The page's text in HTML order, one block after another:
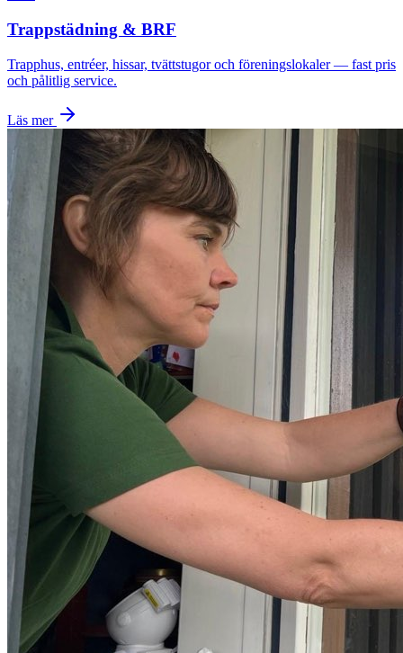
Trappstädning & BRF
Trapphus, entréer, hissar, tvättstugor och föreningslokaler — fast pris
och pålitlig service.
Läs mer